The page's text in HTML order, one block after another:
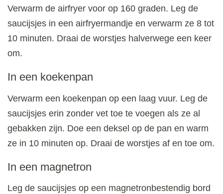
Verwarm de airfryer voor op 160 graden. Leg de
saucijsjes in een airfryermandje en verwarm ze 8 tot
10 minuten. Draai de worstjes halverwege een keer
om.
In een koekenpan
Verwarm een koekenpan op een laag vuur. Leg de
saucijsjes erin zonder vet toe te voegen als ze al
gebakken zijn. Doe een deksel op de pan en warm
ze in 10 minuten op. Draai de worstjes af en toe om.
In een magnetron
Leg de saucijsjes op een magnetronbestendig bord